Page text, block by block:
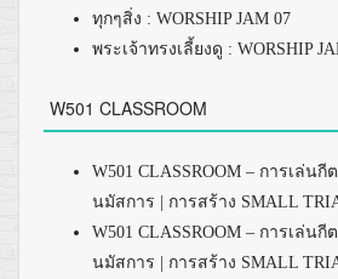
ทุกๆสิ่ง : WORSHIP JAM 07
พระเจ้าทรงเลี้ยงดู : WORSHIP
W501 CLASSROOM
W501 CLASSROOM – การเล่น
นมัสการ | การสร้าง SMALL
W501 CLASSROOM – การเล่น
นมัสการ | การสร้าง SMALL